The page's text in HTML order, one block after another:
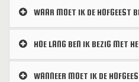
WAAR MOET IK DE HOFGEEST
HOE LANG BEN IK BEZIG MET
WANNEER MOET IK DE